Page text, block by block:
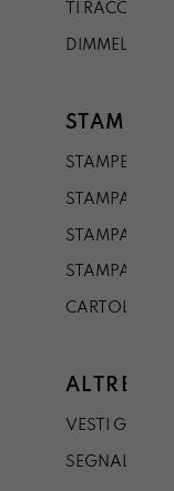
TI
DIMMELO
STAMPE
STAMPE A5
STAMPA A3
STAMPA A1
STAMPA A0
CARTOLINA
ALTRE
VESTI
SEGNALIBRO